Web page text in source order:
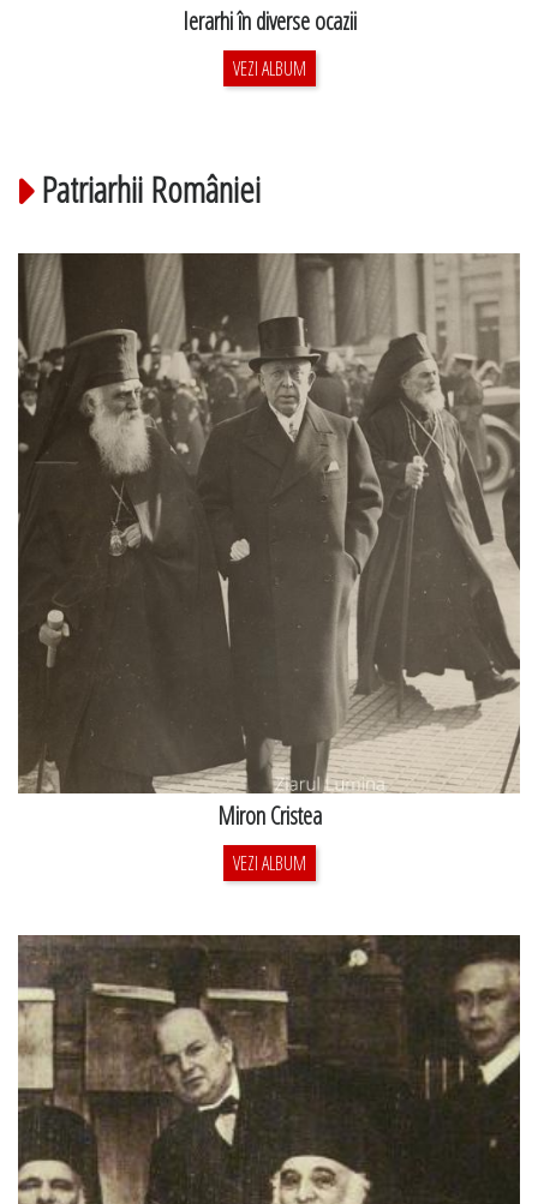
Ierarhi în diverse ocazii
VEZI ALBUM
Patriarhii României
Miron Cristea
VEZI ALBUM